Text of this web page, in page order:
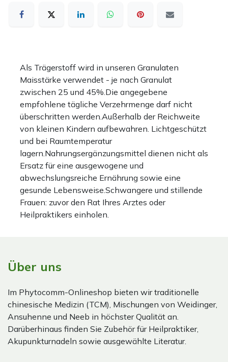
Als Trägerstoff wird in unseren Granulaten
Maisstärke verwendet - je nach Granulat
zwischen 25 und 45%.Die angegebene
empfohlene tägliche Verzehrmenge darf nicht
überschritten werden.Außerhalb der Reichweite
von kleinen Kindern aufbewahren. Lichtgeschützt
und bei Raumtemperatur
lagern.Nahrungsergänzungsmittel dienen nicht als
Ersatz für eine ausgewogene und
abwechslungsreiche Ernährung sowie eine
gesunde Lebensweise.Schwangere und stillende
Frauen: zuvor den Rat Ihres Arztes oder
Heilpraktikers einholen.
Über uns
Im Phytocomm-Onlineshop bieten wir traditionelle
chinesische Medizin (TCM), Mischungen von Weidinger,
Ansuhenne und Neeb in höchster Qualität an.
Darüberhinaus finden Sie Zubehör für Heilpraktiker,
Akupunkturnadeln sowie ausgewählte Literatur.